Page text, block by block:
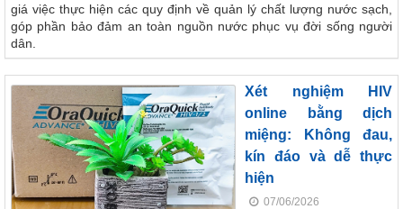
giá việc thực hiện các quy định về quản lý chất lượng nước sạch,
góp phần bảo đảm an toàn nguồn nước phục vụ đời sống người
dân.
Xét nghiệm HIV
online bằng dịch
miệng: Không đau,
kín đáo và dễ thực
hiện
07/06/2026